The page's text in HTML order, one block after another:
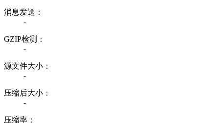
消息发送：
-
GZIP检测：
-
源文件大小：
-
压缩后大小：
-
压缩率：